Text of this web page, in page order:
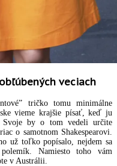
veciach
tričko tomu minimálne
vieme krajšie písať, keď ju
Svoje by o tom vedeli určite
o samotnom Shakespearovi.
už toľko popísalo, nejdem sa
Namiesto toho vám
v Austrálii.